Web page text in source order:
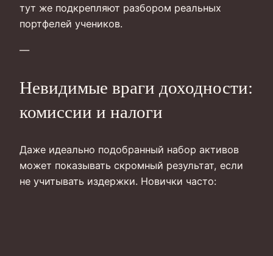
тут же подкрепляют разбором реальных
портфелей учеников.
—
Невидимые враги доходности:
комиссии и налоги
Даже идеально подобранный набор активов
может показывать скромный результат, если
не учитывать издержки. Новички часто: